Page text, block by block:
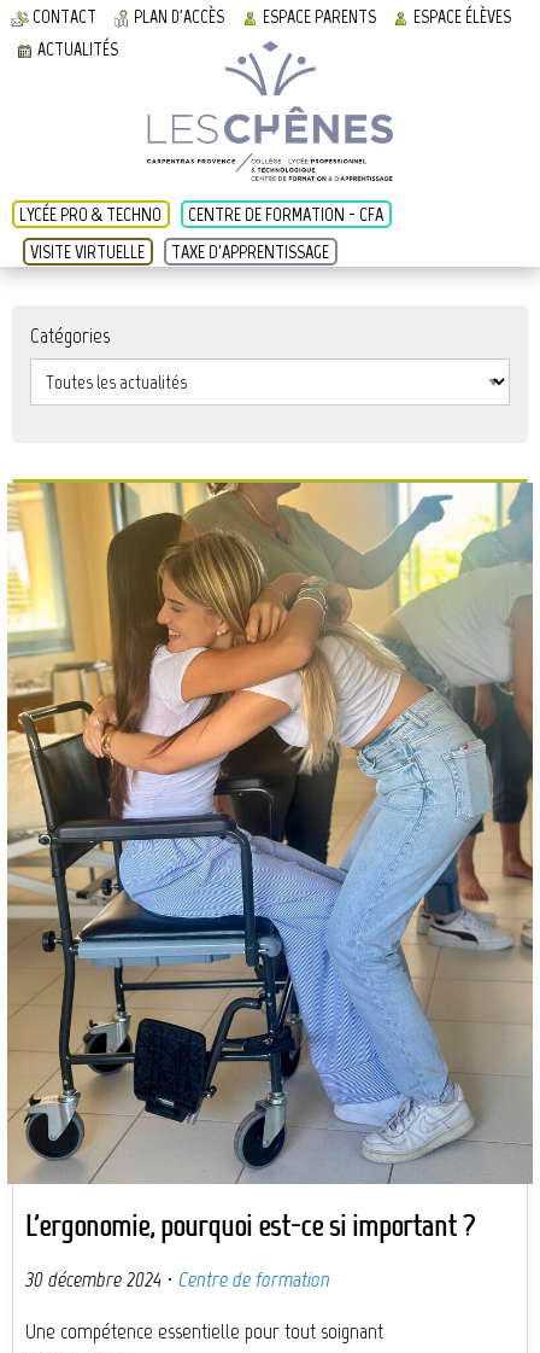
LYCÉE PRO & TECHNO
CENTRE DE FORMATION - CFA
VISITE VIRTUELLE
TAXE D'APPRENTISSAGE
CONTACT PLAN D'ACCÈS ESPACE PARENTS
ESPACE ÉLÈVES
ACTUALITÉS
Catégories
L'ergonomie, pourquoi est-ce si important ?
30 décembre 2024 · Centre de formation
Une compétence essentielle pour tout soignant